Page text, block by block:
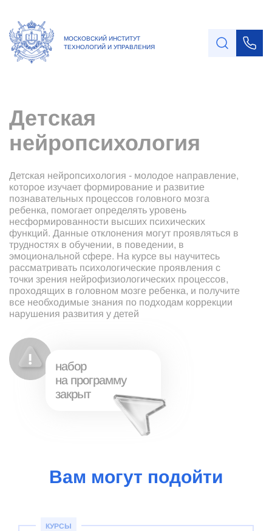
МОСКОВСКИЙ ИНСТИТУТ
ТЕХНОЛОГИЙ И УПРАВЛЕНИЯ
Детская
нейропсихология
Детская нейропсихология - молодое направление,
которое изучает формирование и развитие
познавательных процессов головного мозга
ребенка, помогает определять уровень
несформированности высших психических
функций. Данные отклонения могут проявляться в
трудностях в обучении, в поведении, в
эмоциональной сфере. На курсе вы научитесь
рассматривать психологические проявления с
точки зрения нейрофизиологических процессов,
проходящих в головном мозге ребенка, и получите
все необходимые знания по подходам коррекции
нарушения развития у детей
набор
на программу
закрыт
Вам могут подойти
КУРСЫ